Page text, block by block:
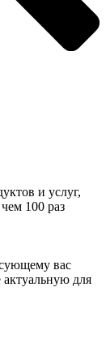
и услуг,
100 раз
вас
для